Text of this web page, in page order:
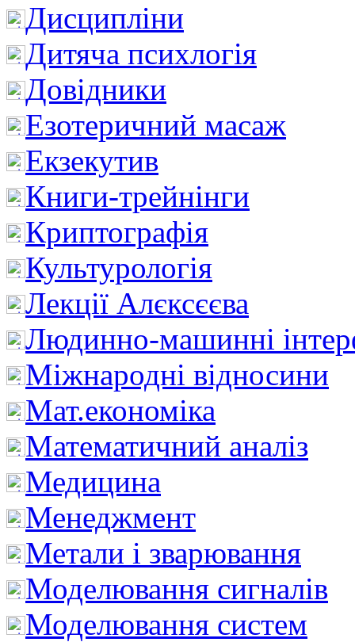
Дисципліни
Дитяча психлогія
Довідники
Езотеричний масаж
Екзекутив
Книги-трейнінги
Криптографія
Культурологія
Лекції Алєксєєва
Людинно-машинні
Міжнародні відносини
Мат.економіка
Математичний аналіз
Медицина
Менеджмент
Метали і зварювання
Моделювання сигналів
Моделювання систем